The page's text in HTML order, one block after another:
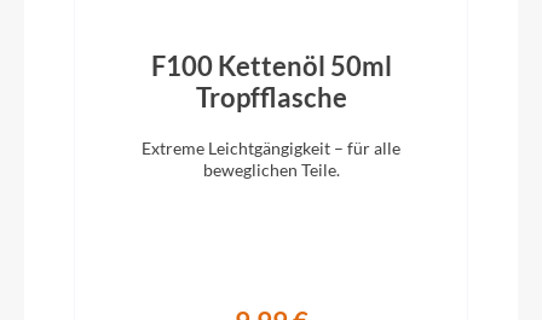
2024
Sattelklemme
KTM Line JD-SC99 34,9mm
F100 Kettenöl 50ml
Tropfflasche
Extreme Leichtgängigkeit – für alle
beweglichen Teile.